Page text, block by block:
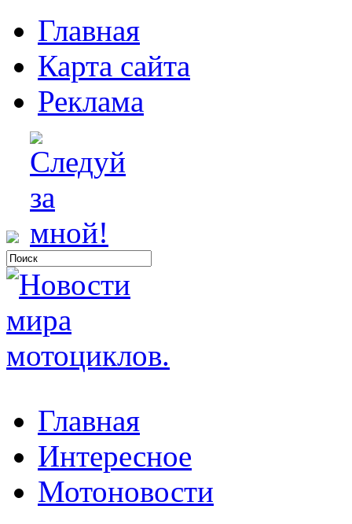
Главная
Карта сайта
Реклама
Главная
Интересное
Мотоновости